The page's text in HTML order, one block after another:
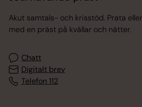
Akut samtals- och krisstöd. Prata
med en präst på kvällar och nätter.
Chatt
Digitalt brev
Telefon 112